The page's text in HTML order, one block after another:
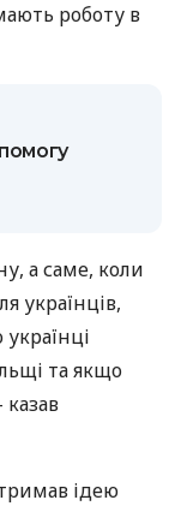
роботу в
а саме, коли
українців,
та якщо
ідею